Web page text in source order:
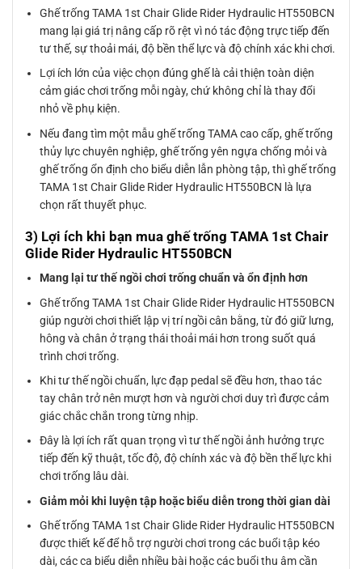
Ghế trống TAMA 1st Chair Glide Rider Hydraulic HT550BCN
mang lại giá trị nâng cấp rõ rệt vì nó tác động trực tiếp đến
tư thế, sự thoải mái, độ bền thể lực và độ chính xác khi chơi.
Lợi ích lớn của việc chọn đúng ghế là cải thiện toàn diện
cảm giác chơi trống mỗi ngày, chứ không chỉ là thay đổi
nhỏ về phụ kiện.
Nếu đang tìm một mẫu ghế trống TAMA cao cấp, ghế trống
thủy lực chuyên nghiệp, ghế trống yên ngựa chống mỏi và
ghế trống ổn định cho biểu diễn lẫn phòng tập, thì ghế trống
TAMA 1st Chair Glide Rider Hydraulic HT550BCN là lựa
chọn rất thuyết phục.
3) Lợi ích khi bạn mua ghế trống TAMA 1st Chair
Glide Rider Hydraulic HT550BCN
Mang lại tư thế ngồi chơi trống chuẩn và ổn định hơn
Ghế trống TAMA 1st Chair Glide Rider Hydraulic HT550BCN
giúp người chơi thiết lập vị trí ngồi cân bằng, từ đó giữ lưng,
hông và chân ở trạng thái thoải mái hơn trong suốt quá
trình chơi trống.
Khi tư thế ngồi chuẩn, lực đạp pedal sẽ đều hơn, thao tác
tay chân trở nên mượt hơn và người chơi duy trì được cảm
giác chắc chắn trong từng nhịp.
Đây là lợi ích rất quan trọng vì tư thế ngồi ảnh hưởng trực
tiếp đến kỹ thuật, tốc độ, độ chính xác và độ bền thể lực khi
chơi trống lâu dài.
Giảm mỏi khi luyện tập hoặc biểu diễn trong thời gian dài
Ghế trống TAMA 1st Chair Glide Rider Hydraulic HT550BCN
được thiết kế để hỗ trợ người chơi trong các buổi tập kéo
dài, các ca biểu diễn nhiều bài hoặc các buổi thu âm cần